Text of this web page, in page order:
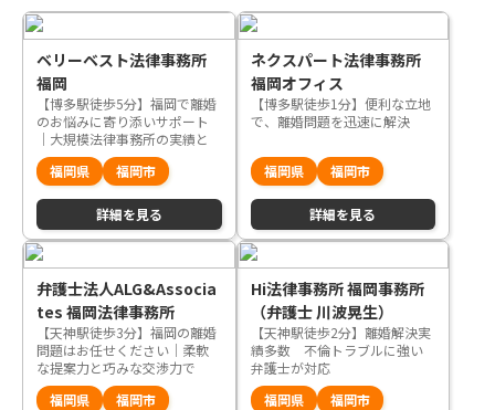
ベリーベスト法律事務所
福岡
【博多駅徒歩5分】福岡で離婚
のお悩みに寄り添いサポート
｜大規模法律事務所の実績と
ノウハウを活かして解決を目
指します
福岡県 福岡市
詳細を見る
ネクスパート法律事務所
福岡オフィス
【博多駅徒歩1分】便利な立地
で、離婚問題を迅速に解決
福岡県 福岡市
詳細を見る
弁護士法人ALG&Associa
tes 福岡法律事務所
【天神駅徒歩3分】福岡の離婚
問題はお任せください｜柔軟
な提案力と巧みな交渉力で
「顧客感動」を実現します
福岡県 福岡市
Hi法律事務所 福岡事務所
（弁護士 川波晃生）
【天神駅徒歩2分】離婚解決実
績多数 不倫トラブルに強い
弁護士が対応
福岡県
福岡市